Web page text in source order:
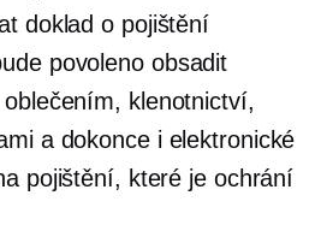
doklad o pojištění
povoleno obsadit
klenotnictví,
a dokonce i elektronické
pojištění, které je ochrání